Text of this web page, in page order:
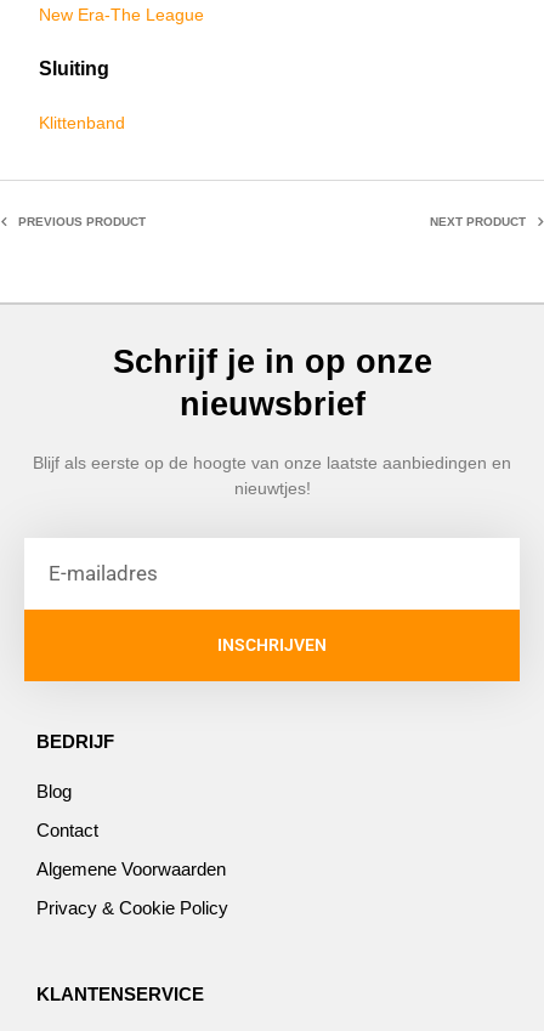
New Era-The League
Sluiting
Klittenband
PREVIOUS PRODUCT NEXT PRODUCT
Schrijf je in op onze
nieuwsbrief
Blijf als eerste op de hoogte van onze laatste aanbiedingen en
nieuwtjes!
INSCHRIJVEN
BEDRIJF
Blog
Contact
Algemene Voorwaarden
Privacy & Cookie Policy
KLANTENSERVICE